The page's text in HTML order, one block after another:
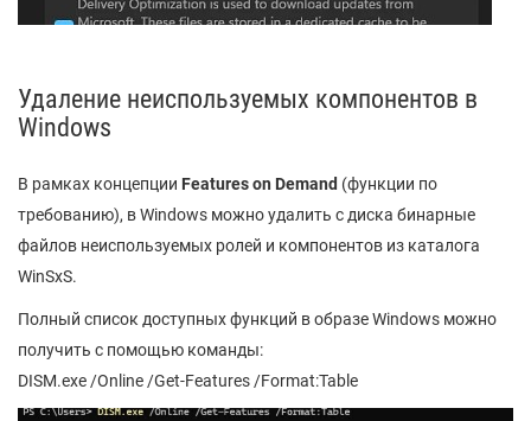
Удаление неиспользуемых компонентов в
Windows
В рамках концепции Features on Demand (функции по
требованию), в Windows можно удалить с диска бинарные
файлов неиспользуемых ролей и компонентов из каталога
WinSxS.
Полный список доступных функций в образе Windows можно
получить с помощью команды:
DISM.exe /Online /Get-Features /Format:Table